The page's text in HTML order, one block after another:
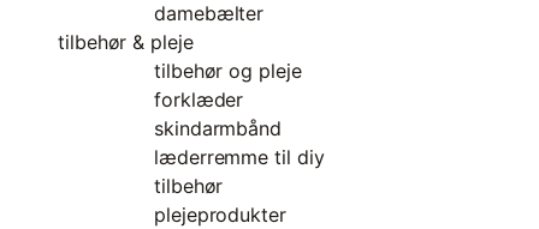
damebælter
tilbehør & pleje
tilbehør og pleje
forklæder
skindarmbånd
læderremme til diy
tilbehør
plejeprodukter